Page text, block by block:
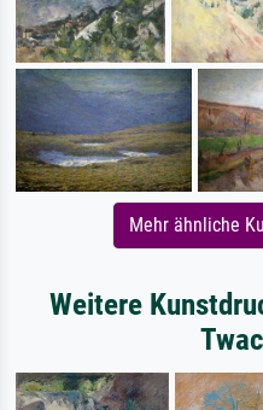
Mehr ähnliche
Weitere